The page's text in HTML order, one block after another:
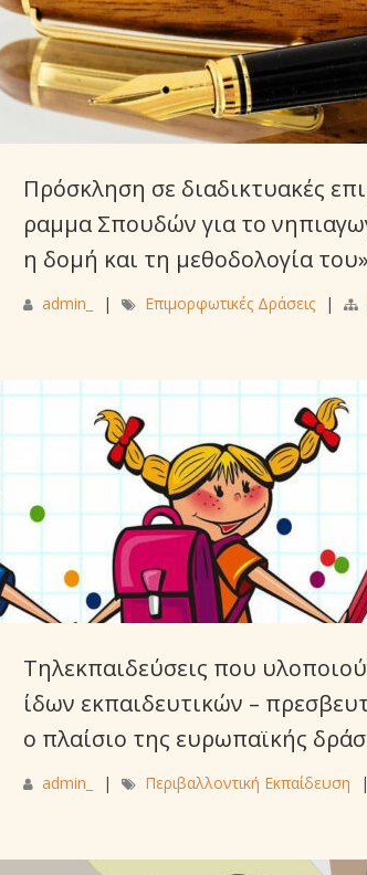
Πρόσκληση σε διαδικτυακές
ραμμα Σπουδών για το
η δομή και τη μεθοδολογία του»
admin_ | Επιμορφωτικές Δράσεις |
Τηλεκπαιδεύσεις που
ίδων εκπαιδευτικών –
ο πλαίσιο της ευρωπαϊκής
admin_ | Περιβαλλοντική Εκπαίδευση |